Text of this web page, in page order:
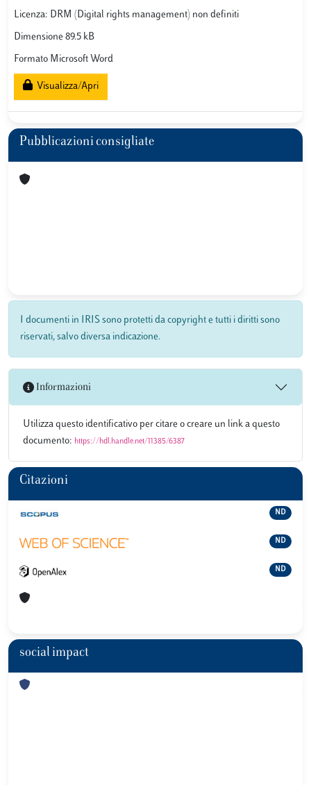
Licenza: DRM (Digital rights management) non definiti
Dimensione 89.5 kB
Formato Microsoft Word
Visualizza/Apri
Pubblicazioni consigliate
I documenti in IRIS sono protetti da copyright e tutti i diritti sono
riservati, salvo diversa indicazione.
Informazioni
Utilizza questo identificativo per citare o creare un link a questo
documento: https://hdl.handle.net/11385/6387
Citazioni
ND
ND
ND
social impact